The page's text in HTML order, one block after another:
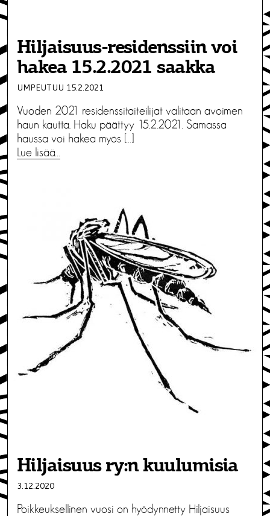
Hiljaisuus-residenssiin voi
hakea 15.2.2021 saakka
UMPEUTUU 15.2.2021
Vuoden 2021 residenssitaiteilijat valitaan avoimen
haun kautta. Haku päättyy 15.2.2021. Samassa
haussa voi hakea myös […]
Lue lisää…
Hiljaisuus ry:n kuulumisia
3.12.2020
Poikkeuksellinen vuosi on hyödynnetty Hiljaisuus